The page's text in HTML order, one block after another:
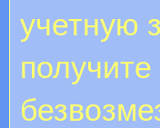
учетную